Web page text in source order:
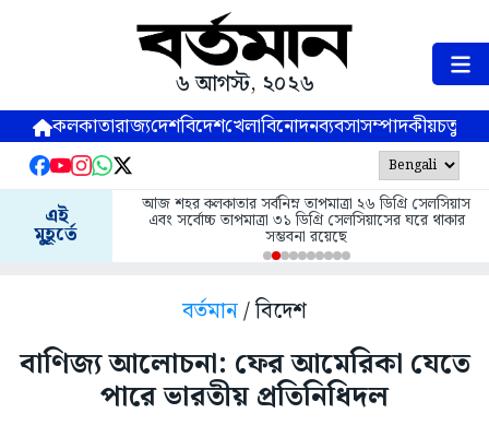
৬ আগস্ট, ২০২৬
কলকাতারাজ্যদেশবিদেশখেলাবিনোদনব্যবসাসম্পাদকীয়
এই
মুহূর্তে
আজ শহর কলকাতার সর্বনিম্ন তাপমাত্রা ২৬ ডিগ্রি সেলসিয়াস
এবং সর্বোচ্চ তাপমাত্রা ৩১ ডিগ্রি সেলসিয়াসের ঘরে থাকার
সম্ভবনা রয়েছে
বর্তমান/ বিদেশ
বাণিজ্য আলোচনা: ফের আমেরিকা যেতে
পারে ভারতীয় প্রতিনিধিদল